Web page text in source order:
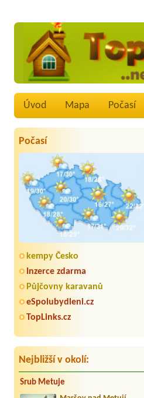
Úvod Mapa Počasí
Počasí
kempy Česko
Inzerce zdarma
Půjčovny karavanů
eSpolubydleni.cz
TopLinks.cz
Nejbližší v okolí:
Srub Metuje
WC